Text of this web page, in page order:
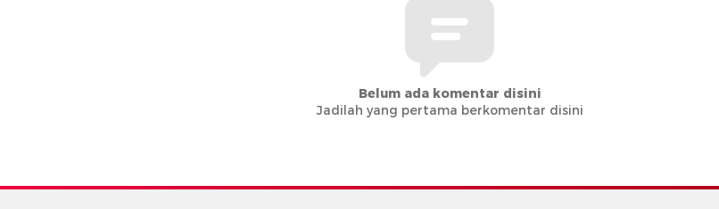
Belum ada komentar disini
Jadilah yang pertama berkomentar disini